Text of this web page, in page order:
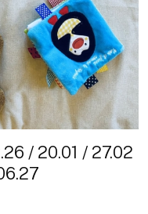
/ 20.01 / 27.02